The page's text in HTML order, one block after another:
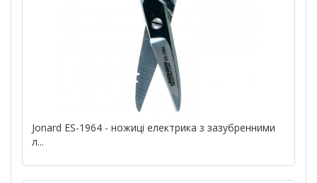
Jonard ES-1964 - ножиці електрика з зазубренними
л...